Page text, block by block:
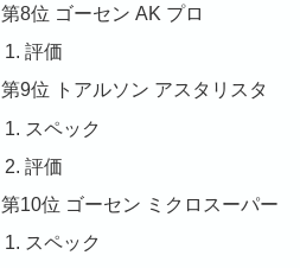
第8位 ゴーセン AK プロ
評価
第9位 トアルソン アスタリスタ
スペック
評価
第10位 ゴーセン ミクロスーパー
スペック